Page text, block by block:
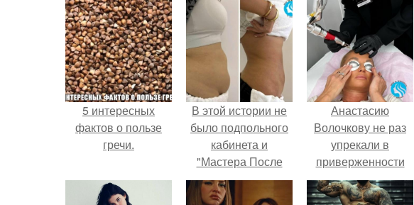
5 интересных
фактов о пользе
гречи.
В этой истории не
было подпольного
кабинета и
"Мастера После
Двухнедельных
Курсов".
Анастасию
Волочкову не раз
упрекали в
приверженности
устаревшим бьюти -
процедурам.